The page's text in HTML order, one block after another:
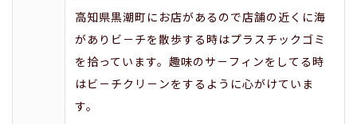
高知県黒潮町にお店があるので店舗の近くに海
がありビ－チを散歩する時はプラスチックゴミ
を拾っています。趣味のサ－フィンをしてる時
はビ－チクリ－ンをするように心がけていま
す。